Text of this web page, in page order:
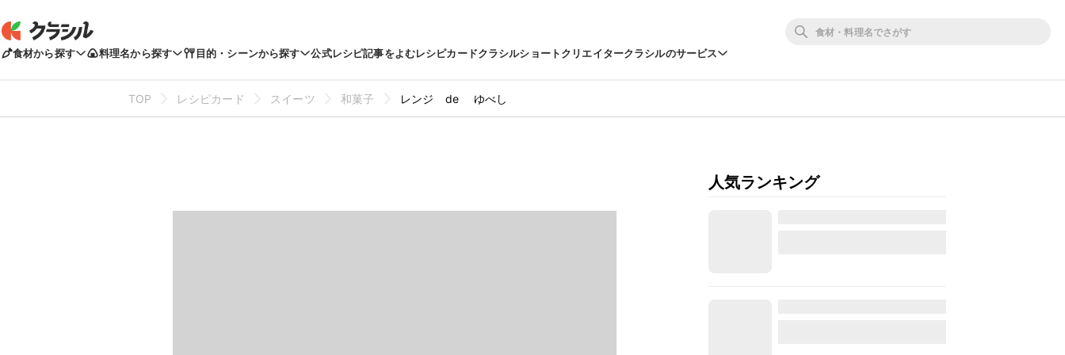
食材から探す 料理名から探す 目的・シーンから探す 公式レシピ記事をよむレシピカードクラシルショートクリエイタークラシルのサービス
TOP レシピカード スイーツ 和菓子 レンジ de ゆべし
人気ランキング